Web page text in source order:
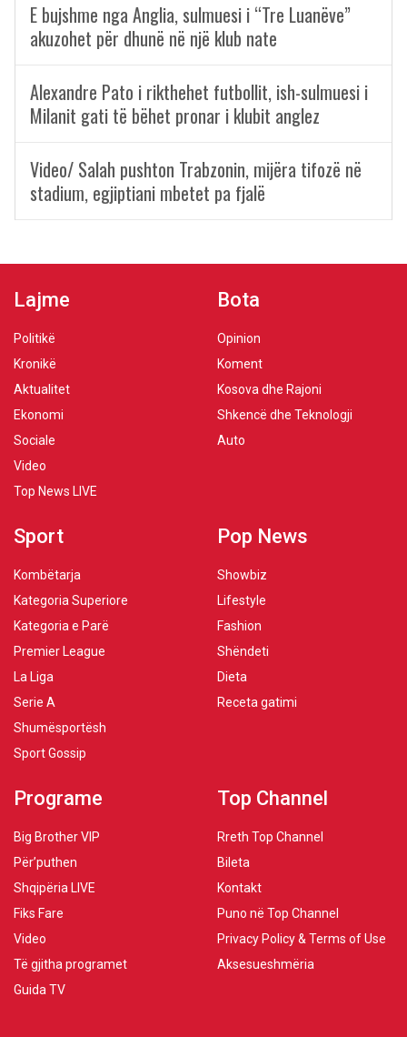
E bujshme nga Anglia, sulmuesi i “Tre Luanëve”
akuzohet për dhunë në një klub nate
Alexandre Pato i rikthehet futbollit, ish-sulmuesi i
Milanit gati të bëhet pronar i klubit anglez
Video/ Salah pushton Trabzonin, mijëra tifozë në
stadium, egjiptiani mbetet pa fjalë
Lajme
Politikë
Kronikë
Aktualitet
Ekonomi
Sociale
Video
Top News LIVE
Bota
Opinion
Koment
Kosova dhe Rajoni
Shkencë dhe Teknologji
Auto
Sport
Kombëtarja
Kategoria Superiore
Kategoria e Parë
Premier League
La Liga
Serie A
Shumësportësh
Sport Gossip
Pop News
Showbiz
Lifestyle
Fashion
Shëndeti
Dieta
Receta gatimi
Programe
Big Brother VIP
Për’puthen
Shqipëria LIVE
Fiks Fare
Video
Të gjitha programet
Guida TV
Top Channel
Rreth Top Channel
Bileta
Kontakt
Puno në Top Channel
Privacy Policy & Terms of Use
Aksesueshmëria